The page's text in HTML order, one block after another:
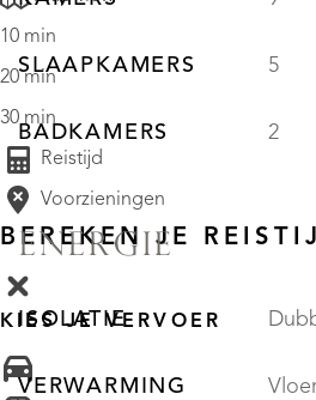
SLAAPKAMERS 5
BADKAMERS 2
ENERGIE
ISOLATIE
VERWARMING
10 min
20 min
30 min
Reistijd
Voorzieningen
BEREKEN JE
KIES JE VERVOER